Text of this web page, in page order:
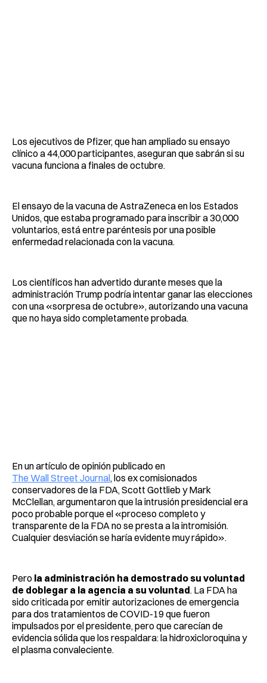
Los ejecutivos de Pfizer, que han ampliado su ensayo
clínico a 44,000 participantes, aseguran que sabrán si su
vacuna funciona a finales de octubre.
El ensayo de la vacuna de AstraZeneca en los Estados
Unidos, que estaba programado para inscribir a 30,000
voluntarios, está entre paréntesis por una posible
enfermedad relacionada con la vacuna.
Los científicos han advertido durante meses que la
administración Trump podría intentar ganar las elecciones
con una «sorpresa de octubre», autorizando una vacuna
que no haya sido completamente probada.
En un artículo de opinión publicado en
The Wall Street Journal, los ex comisionados
conservadores de la FDA, Scott Gottlieb y Mark
McClellan, argumentaron que la intrusión presidencial era
poco probable porque el «proceso completo y
transparente de la FDA no se presta a la intromisión.
Cualquier desviación se haría evidente muy rápido».
Pero la administración ha demostrado su voluntad
de doblegar a la agencia a su voluntad. La FDA ha
sido criticada por emitir autorizaciones de emergencia
para dos tratamientos de COVID-19 que fueron
impulsados por el presidente, pero que carecían de
evidencia sólida que los respaldara: la hidroxicloroquina y
el plasma convaleciente.